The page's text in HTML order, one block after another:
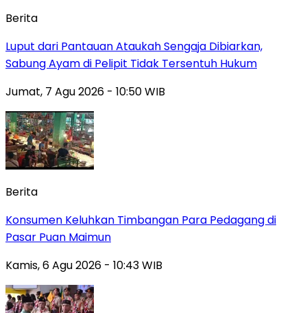
Berita
Luput dari Pantauan Ataukah Sengaja Dibiarkan,
Sabung Ayam di Pelipit Tidak Tersentuh Hukum
Jumat, 7 Agu 2026 - 10:50 WIB
Berita
Konsumen Keluhkan Timbangan Para Pedagang di
Pasar Puan Maimun
Kamis, 6 Agu 2026 - 10:43 WIB